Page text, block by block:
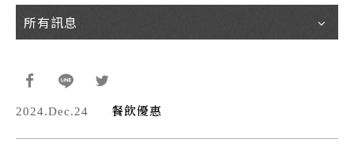
所有訊息
2024.Dec.24 餐飲優惠